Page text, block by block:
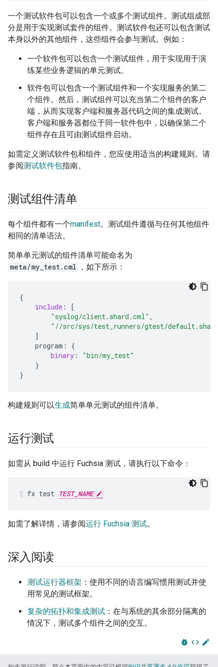
一个测试软件包可以包含一个或多个测试组件。测试组成部
分是用于实现测试套件的组件。测试软件包还可以包含测试
本身以外的其他组件，这些组件会参与测试。例如：
一个软件包可以包含一个测试组件，用于实现用于演
练某些业务逻辑的单元测试。
软件包可以包含一个测试组件和一个实现服务的第二
个组件。然后，测试组件可以充当第二个组件的客户
端，从而实现客户端和服务器代码之间的集成测试。
客户端和服务器都位于同一软件包中，以确保第二个
组件存在且可由测试组件启动。
如需定义测试软件包和组件，您应使用适当的构建规则。请
参阅测试软件包指南。
测试组件清单
每个组件都有一个manifest。测试组件遵循与任何其他组件
相同的清单语法。
简单单元测试的组件清单可能命名为
meta/my_test.cml
，如下所示：
{
include :
[
"syslog/client.shard.cml" ,
"//src/sys/test_runners/gtest/
]
program :
{
binary :
"bin/my_test"
}
}
构建规则可以生成简单单元测试的组件清单。
运行测试
如需从 build 中运行 Fuchsia 测试，请执行以下命令：
fx test TEST_NAME
如需了解详情，请参阅运行 Fuchsia 测试。
深入阅读
测试运行器框架 ：使用不同的语言编写惯用测试并使
用常见的测试框架。
复杂的拓扑和集成测试 ：在与系统的其余部分隔离的
情况下，测试多个组件之间的交互。
bug_report code edit